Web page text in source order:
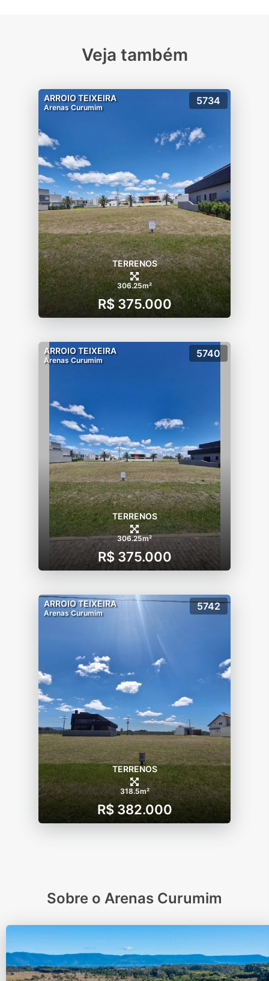
Veja também
ARROIO TEIXEIRA
Arenas Curumim
5734
TERRENOS
306.25m²
R$ 375.000
ARROIO TEIXEIRA
Arenas Curumim
5740
TERRENOS
306.25m²
R$ 375.000
ARROIO TEIXEIRA
Arenas Curumim
5742
TERRENOS
318.5m²
R$ 382.000
Sobre o Arenas Curumim